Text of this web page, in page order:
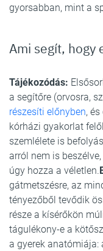
gyorsabban, mint a
Ami segít, hogy
Tájékozódás:
a segítőre (orvosra,
részesíti előnyben,
kórházi gyakorlat
szemlélete is
arról nem is
úgy hozza a véletlen.
gátmetszésre, az
tényezőből tevődik
része a kísérőkön
tágulékony-e a
a gyerek anatómiája: